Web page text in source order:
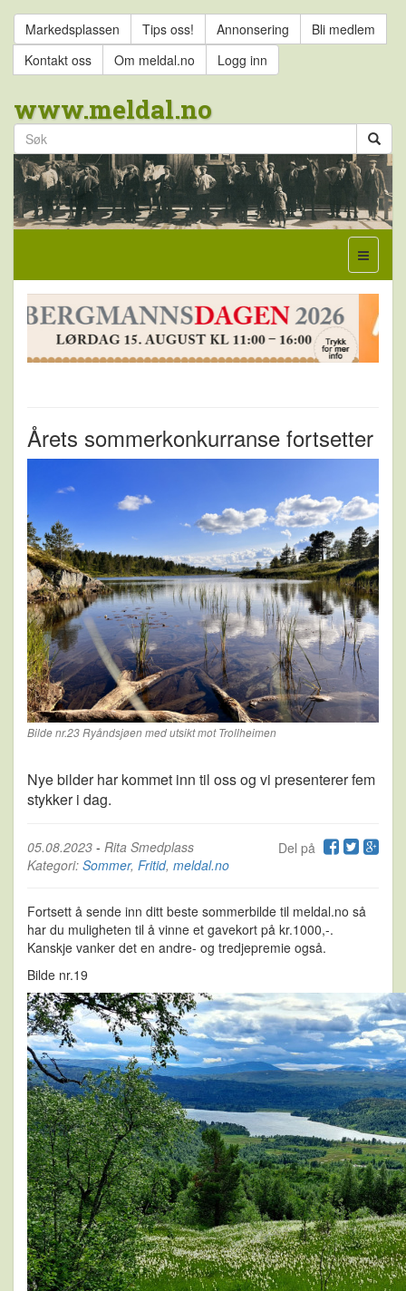
Markedsplassen Tips oss! Annonsering
Bli medlem
Kontakt oss
Om meldal.no Logg inn
www.meldal.no
Årets sommerkonkurranse fortsetter
Bilde nr.23 Ryåndsjøen med utsikt mot Trollheimen
Nye bilder har kommet inn til oss og vi presenterer fem
stykker i dag.
Del på
05.08.2023 - Rita Smedplass
Kategori: Sommer, Fritid, meldal.no
Fortsett å sende inn ditt beste sommerbilde til meldal.no så
har du muligheten til å vinne et gavekort på kr.1000,-.
Kanskje vanker det en andre- og tredjepremie også.
Bilde nr.19